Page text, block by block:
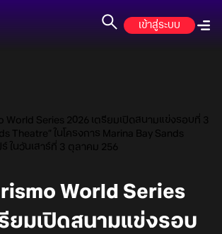
เข้าสู่ระบบ
World Series 2026 เตรียมเปิดสนามแข่งรอบที่ 3
Theatre” ในโครงการ Marina Bay Sands
ร์ ในวันเสาร์ที่ 3 ตุลาคม 256
World Series
ยมเปิดสนามแข่งรอบ